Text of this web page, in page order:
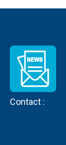
Contact :